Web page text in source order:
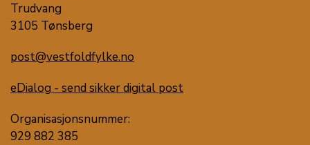
Trudvang
3105 Tønsberg
post@vestfoldfylke.no
eDialog - send sikker digital post
Organisasjonsnummer:
929 882 385